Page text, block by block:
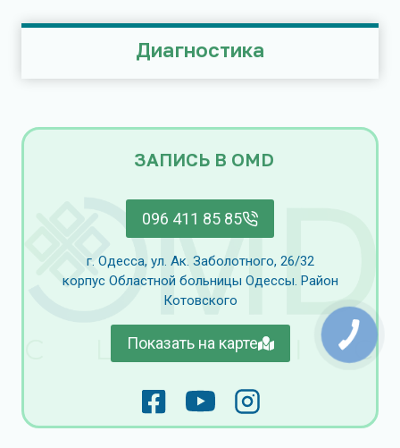
Диагностика
ЗАПИСЬ В OMD
096 411 85 85
г. Одесса, ул. Ак. Заболотного, 26/32
корпус Областной больницы Одессы. Район
Котовского
Показать на карте